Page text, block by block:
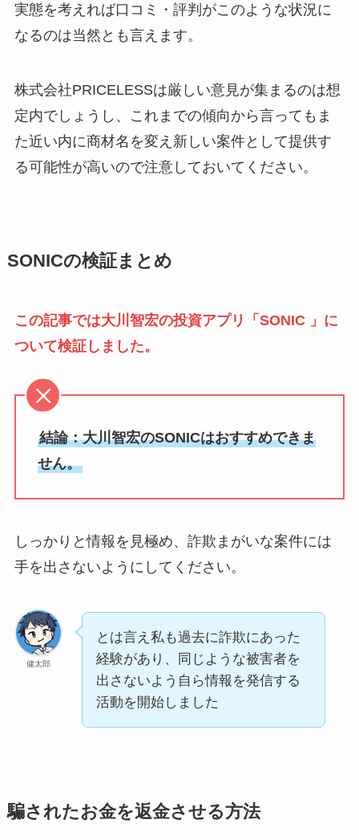
実態を考えれば口コミ・評判がこのような状況に
なるのは当然とも言えます。
株式会社PRICELESSは厳しい意見が集まるのは想
定内でしょうし、これまでの傾向から言ってもま
た近い内に商材名を変え新しい案件として提供す
る可能性が高いので注意しておいてください。
SONICの検証まとめ
この記事では大川智宏の投資アプリ「SONIC 」に
ついて検証しました。
結論：大川智宏のSONICはおすすめできま
せん。
しっかりと情報を見極め、詐欺まがいな案件には
手を出さないようにしてください。
健太郎
とは言え私も過去に詐欺にあった
経験があり、同じような被害者を
出さないよう自ら情報を発信する
活動を開始しました
騙されたお金を返金させる方法